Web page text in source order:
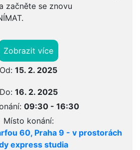
začněte se znovu
Zobrazit více
Od: 15. 2. 2025
Do: 16. 2. 2025
09:30 - 16:30
Místo konání:
60, Praha 9 - v prostorách
express studia